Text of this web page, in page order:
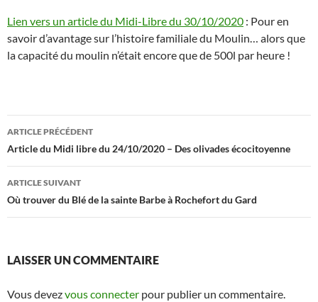
Lien vers un article du Midi-Libre du 30/10/2020 : Pour en
savoir d’avantage sur l’histoire familiale du Moulin… alors que
la capacité du moulin n’était encore que de 500l par heure !
Navigation
des
articles
ARTICLE PRÉCÉDENT
Article du Midi libre du 24/10/2020 – Des olivades écocitoyenne
ARTICLE SUIVANT
Où trouver du Blé de la sainte Barbe à Rochefort du Gard
LAISSER UN COMMENTAIRE
Vous devezvous connecter pour publier un commentaire.